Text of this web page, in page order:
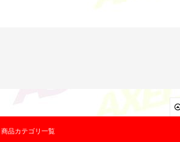
商品カテゴリ一覧